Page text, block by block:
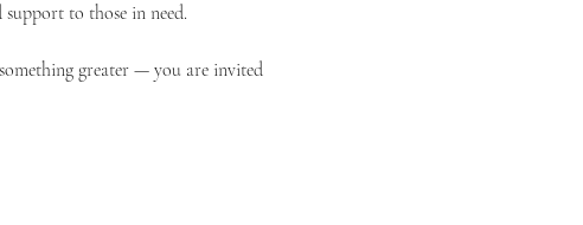
to those in need.
greater — you are invited